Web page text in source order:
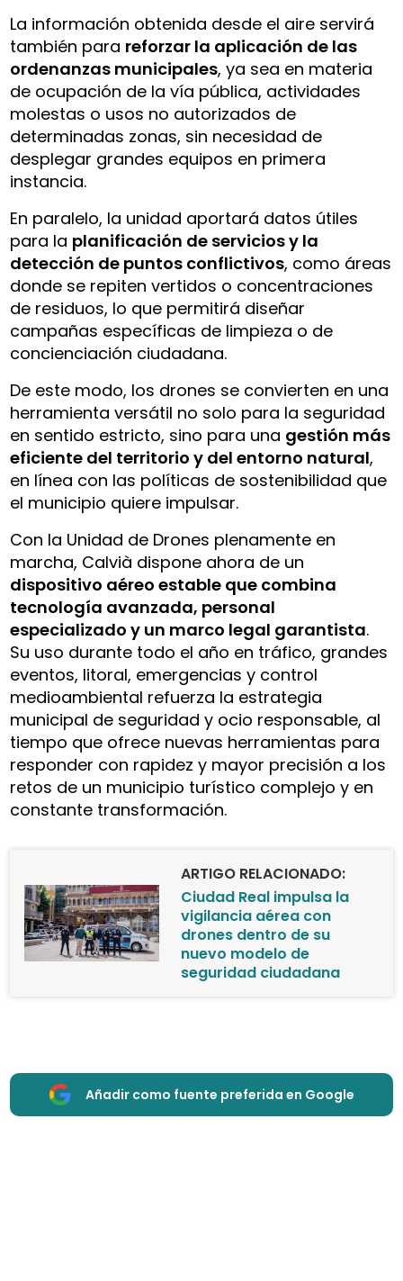
La información obtenida desde el aire servirá
también para reforzar la aplicación de las
ordenanzas municipales, ya sea en materia
de ocupación de la vía pública, actividades
molestas o usos no autorizados de
determinadas zonas, sin necesidad de
desplegar grandes equipos en primera
instancia.
En paralelo, la unidad aportará datos útiles
para la planificación de servicios y la
detección de puntos conflictivos, como áreas
donde se repiten vertidos o concentraciones
de residuos, lo que permitirá diseñar
campañas específicas de limpieza o de
concienciación ciudadana.
De este modo, los drones se convierten en una
herramienta versátil no solo para la seguridad
en sentido estricto, sino para una gestión más
eficiente del territorio y del entorno natural,
en línea con las políticas de sostenibilidad que
el municipio quiere impulsar.
Con la Unidad de Drones plenamente en
marcha, Calvià dispone ahora de un
dispositivo aéreo estable que combina
tecnología avanzada, personal
especializado y un marco legal garantista.
Su uso durante todo el año en tráfico, grandes
eventos, litoral, emergencias y control
medioambiental refuerza la estrategia
municipal de seguridad y ocio responsable, al
tiempo que ofrece nuevas herramientas para
responder con rapidez y mayor precisión a los
retos de un municipio turístico complejo y en
constante transformación.
ARTIGO RELACIONADO:
Ciudad Real impulsa la
vigilancia aérea con
drones dentro de su
nuevo modelo de
seguridad ciudadana
Añadir como fuente preferida en Google